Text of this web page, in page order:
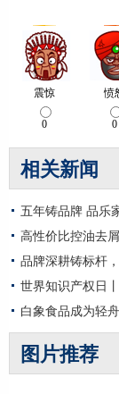
相关新闻
五年铸品牌 品乐
高性价比控油去
品牌深耕铸标杆
世界知识产权日
白象食品成为轻
图片推荐